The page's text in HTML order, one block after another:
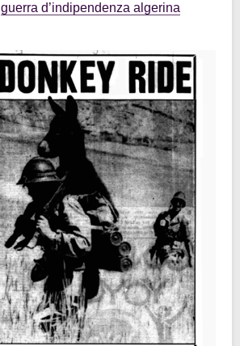
guerra d’indipendenza algerina